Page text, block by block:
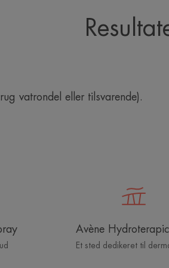
vatrondel eller tilsvarende).
Avène
Et sted dedikeret til